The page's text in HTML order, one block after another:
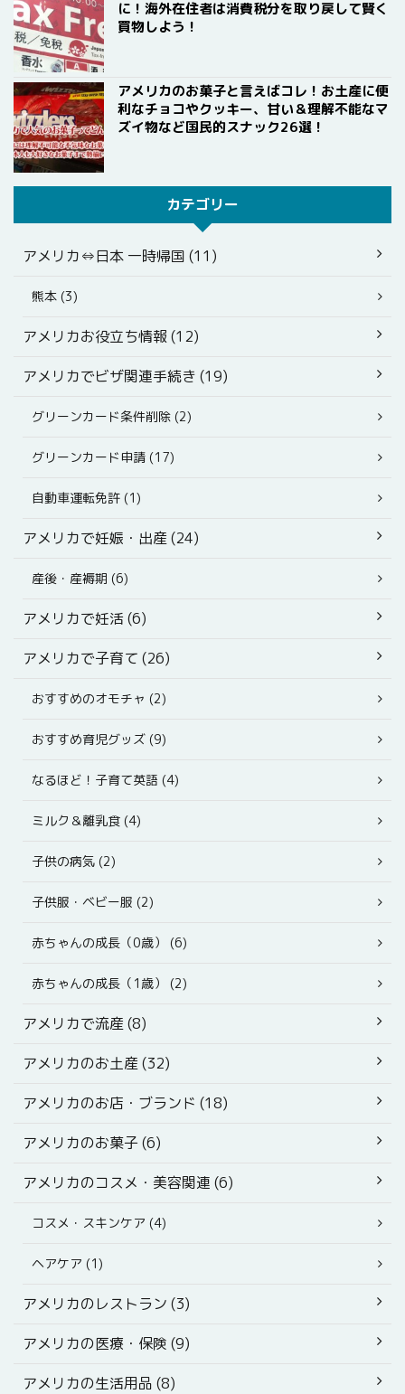
に！海外在住者は消費税分を取り戻して賢く
買物しよう！
アメリカのお菓子と言えばコレ！お土産に便
利なチョコやクッキー、甘い＆理解不能なマ
ズイ物など国民的スナック26選！
カテゴリー
アメリカ⇔日本 一時帰国 (11)
熊本 (3)
アメリカお役立ち情報 (12)
アメリカでビザ関連手続き (19)
グリーンカード条件削除 (2)
グリーンカード申請 (17)
自動車運転免許 (1)
アメリカで妊娠・出産 (24)
産後・産褥期 (6)
アメリカで妊活 (6)
アメリカで子育て (26)
おすすめのオモチャ (2)
おすすめ育児グッズ (9)
なるほど！子育て英語 (4)
ミルク＆離乳食 (4)
子供の病気 (2)
子供服・ベビー服 (2)
赤ちゃんの成長（0歳） (6)
赤ちゃんの成長（1歳） (2)
アメリカで流産 (8)
アメリカのお土産 (32)
アメリカのお店・ブランド (18)
アメリカのお菓子 (6)
アメリカのコスメ・美容関連 (6)
コスメ・スキンケア (4)
ヘアケア (1)
アメリカのレストラン (3)
アメリカの医療・保険 (9)
アメリカの生活用品 (8)